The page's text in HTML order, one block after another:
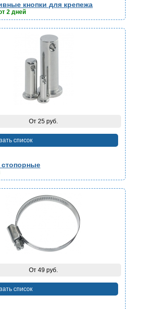
кнопки для крепежа
2 дней
От 25 руб.
список
От 49 руб.
список